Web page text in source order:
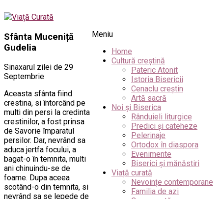
Meniu
Home
Cultură creștină
Pateric Atonit
Istoria Bisericii
Cenaclu creștin
Artă sacră
Noi și Biserica
Rânduieli liturgice
Predici și cateheze
Pelerinaje
Ortodox în diaspora
Evenimente
Biserici și mănăstiri
Viață curată
Nevoințe contemporane
Familia de azi
Sfânta Muceniță
Gudelia
Sinaxarul zilei de 29
Septembrie
Aceasta sfânta fiind
crestina, si întorcând pe
multi din persi la credinta
crestinilor, a fost prinsa
de Savorie împaratul
persilor. Dar, nevrând sa
aduca jertfa focului, a
bagat-o în temnita, multi
ani chinuindu-se de
foame. Dupa aceea
scotând-o din temnita, si
nevrând sa se lepede de